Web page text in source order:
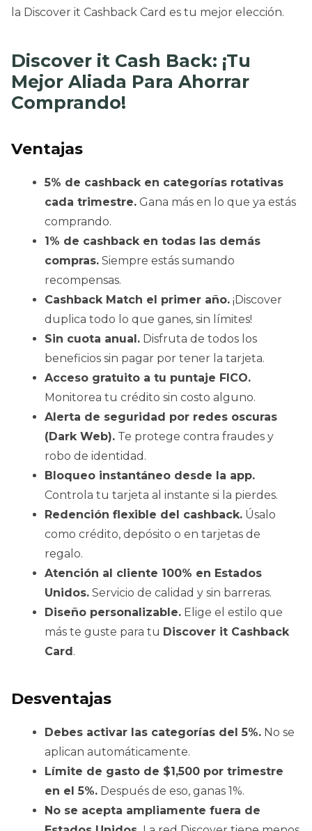
la Discover it Cashback Card es tu mejor elección.
Discover it Cash Back: ¡Tu
Mejor Aliada Para Ahorrar
Comprando!
Ventajas
5% de cashback en categorías rotativas
cada trimestre. Gana más en lo que ya estás
comprando.
1% de cashback en todas las demás
compras. Siempre estás sumando
recompensas.
Cashback Match el primer año. ¡Discover
duplica todo lo que ganes, sin límites!
Sin cuota anual. Disfruta de todos los
beneficios sin pagar por tener la tarjeta.
Acceso gratuito a tu puntaje FICO.
Monitorea tu crédito sin costo alguno.
Alerta de seguridad por redes oscuras
(Dark Web). Te protege contra fraudes y
robo de identidad.
Bloqueo instantáneo desde la app.
Controla tu tarjeta al instante si la pierdes.
Redención flexible del cashback. Úsalo
como crédito, depósito o en tarjetas de
regalo.
Atención al cliente 100% en Estados
Unidos. Servicio de calidad y sin barreras.
Diseño personalizable. Elige el estilo que
más te guste para tu Discover it Cashback
Card .
Desventajas
Debes activar las categorías del 5%. No se
aplican automáticamente.
Límite de gasto de $1,500 por trimestre
en el 5%. Después de eso, ganas 1%.
No se acepta ampliamente fuera de